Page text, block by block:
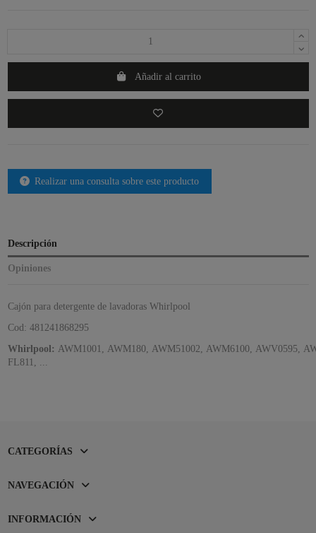
Añadir al carrito
Realizar una consulta sobre este producto
Descripción
Opiniones
Cajón para detergente de lavadoras Whirlpool
Cod: 481241868295
Whirlpool: AWM1001, AWM180, AWM51002, AWM6100, AWV0595,
FL811, ...
CATEGORÍAS
NAVEGACIÓN
INFORMACIÓN